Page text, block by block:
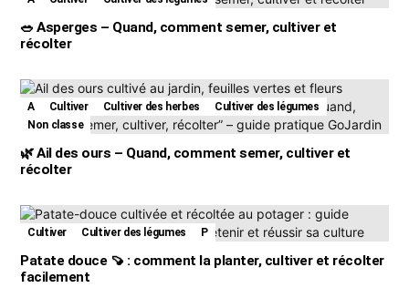
🥗 Asperges – Quand, comment semer, cultiver et
récolter
A Cultiver Cultiver des herbes
Cultiver des légumes
Non classe
🌿 Ail des ours – Quand, comment semer, cultiver et
récolter
Cultiver Cultiver des légumes P
Patate douce 🍠 : comment la planter, cultiver et récolter
facilement